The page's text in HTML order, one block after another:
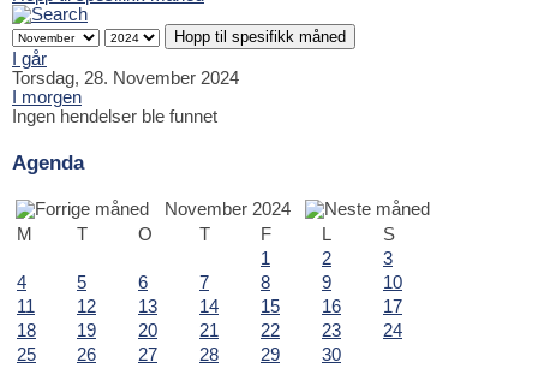
Hopp til spesifikk måned
I går
Torsdag, 28. November 2024
I morgen
Ingen hendelser ble funnet
Agenda
November 2024
M
T O T F L
S
1
2
3
4
5 6 7 8 9
10
11
12 13 14 15 16
17
18
19 20 21 22 23
24
25
26 27 28 29 30